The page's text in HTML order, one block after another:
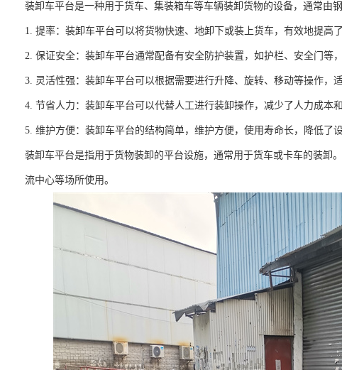
装卸车平台是一种用于货车、集装箱车等车辆装卸货物的设备，通常由
1. 提率：装卸车平台可以将货物快速、地卸下或装上货车，有效地提高
2. 保证安全：装卸车平台通常配备有安全防护装置，如护栏、安全门等
3. 灵活性强：装卸车平台可以根据需要进行升降、旋转、移动等操作，
4. 节省人力：装卸车平台可以代替人工进行装卸操作，减少了人力成本
5. 维护方便：装卸车平台的结构简单，维护方便，使用寿命长，降低了
装卸车平台是指用于货物装卸的平台设施，通常用于货车或卡车的装卸
流中心等场所使用。